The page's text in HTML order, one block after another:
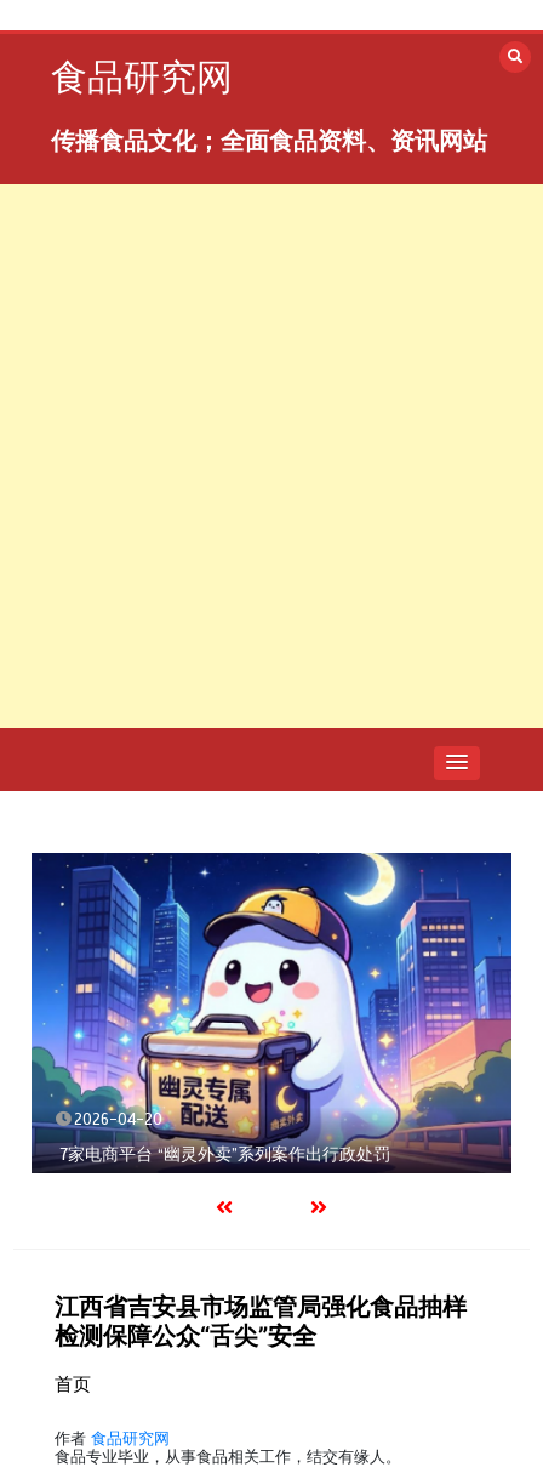
食品研究网
传播食品文化；全面食品资料、资讯网站
2026-04-20
7家电商平台 “幽灵外卖”系列案作出行政处罚
江西省吉安县市场监管局强化食品抽样
检测保障公众“舌尖”安全
首页
作者 食品研究网
食品专业毕业，从事食品相关工作，结交有缘人。